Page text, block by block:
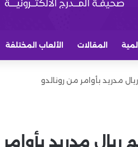
المقالات الألعاب المختلفة
مدريد بأوامر من رونالدو
ريال مدريد